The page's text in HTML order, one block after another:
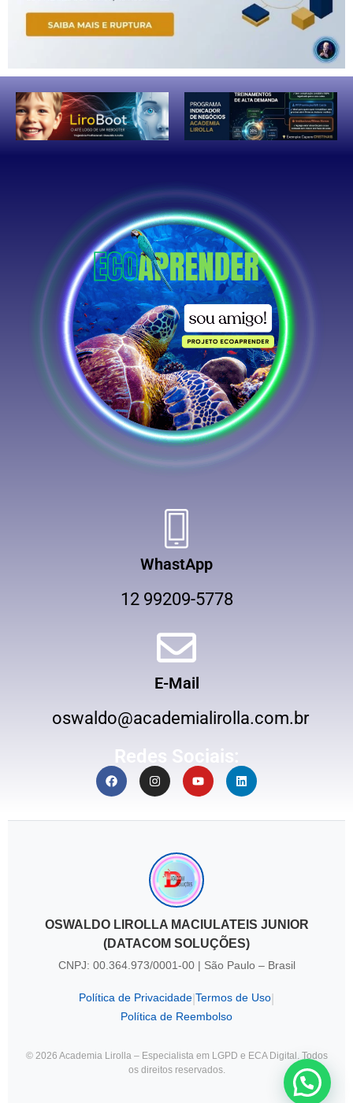
WhastApp
12 99209-5778
E-Mail
oswaldo@academialirolla.com.br
Redes Sociais:
OSWALDO LIROLLA MACIULATEIS JUNIOR
(DATACOM SOLUÇÕES)
CNPJ: 00.364.973/0001-00 | São Paulo – Brasil
Política de Privacidade Termos de Uso
Política de Reembolso
© 2026 Academia Lirolla – Especialista em LGPD e ECA Digital. Todos
os direitos reservados.